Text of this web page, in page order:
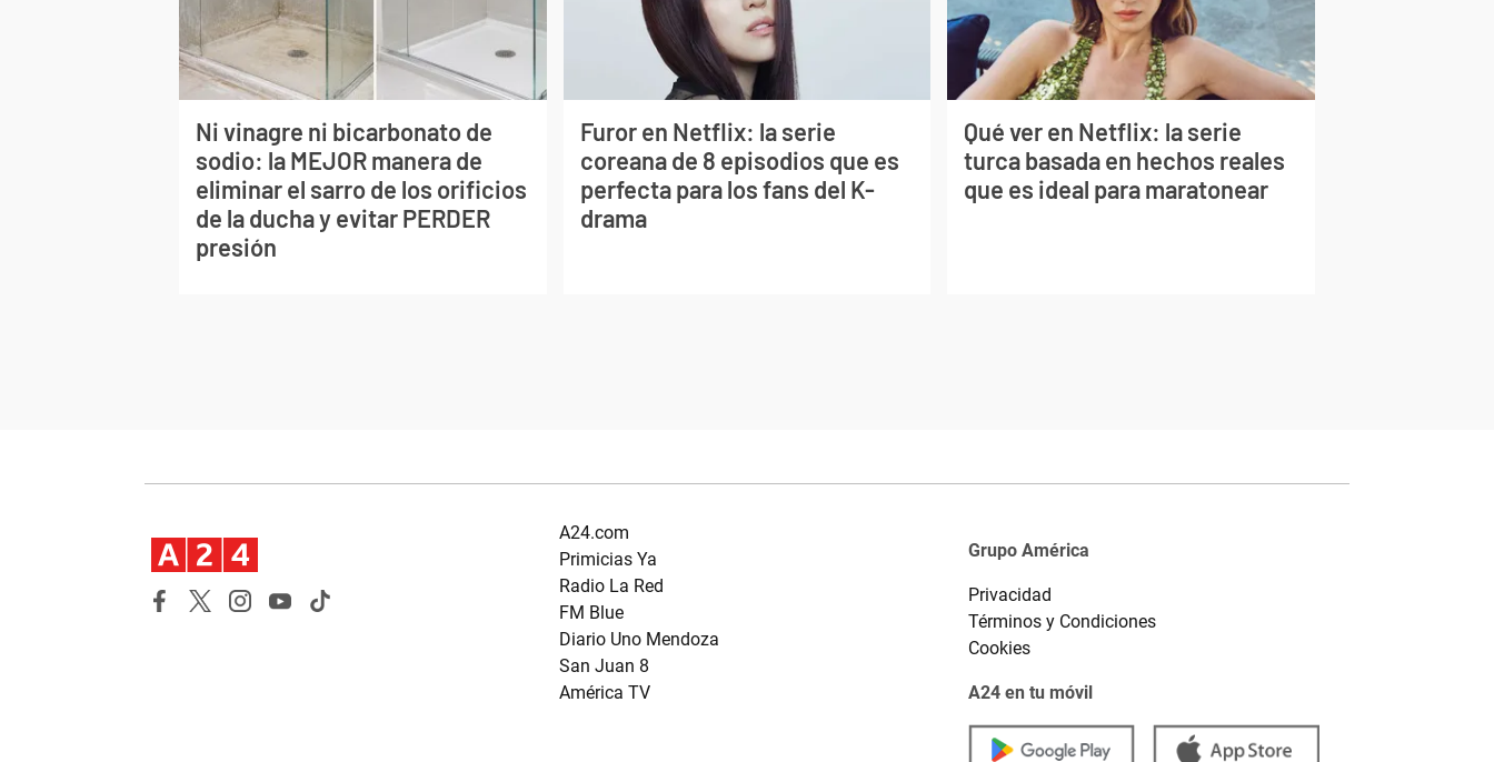
Ni vinagre ni bicarbonato de
sodio: la MEJOR manera de
eliminar el sarro de los orificios
de la ducha y evitar PERDER
presión
Furor en Netflix: la serie
coreana de 8 episodios que es
perfecta para los fans del K-
drama
Qué ver en Netflix: la serie
turca basada en hechos reales
que es ideal para maratonear
A24.com
Primicias Ya
Radio La Red
FM Blue
Diario Uno Mendoza
San Juan 8
América TV
Grupo América
Privacidad
Términos y Condiciones
Cookies
A24 en tu móvil